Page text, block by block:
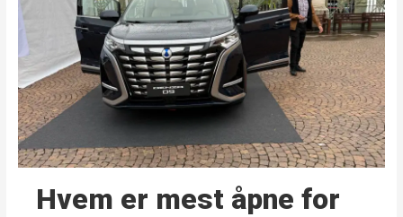
Hvem er mest åpne for